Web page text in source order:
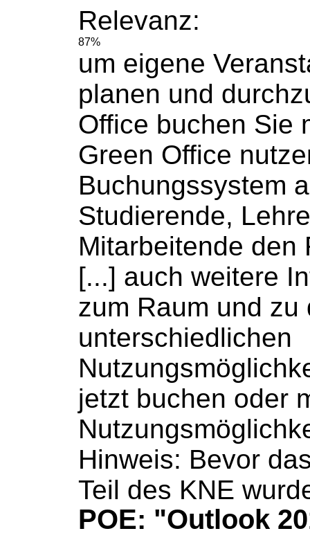
Relevanz:
87%
um eigene
planen und
Office buchen Sie
Green Office
Buchungssystem
Studierende,
Mitarbeitende den
[...] auch weitere
zum Raum und zu
unterschiedlichen
jetzt buchen oder
Hinweis: Bevor
Teil des KNE
POE: "Outlook